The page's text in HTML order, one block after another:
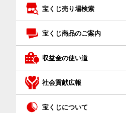
宝くじ売り場検索
宝くじ商品のご案内
収益金の使い道
社会貢献広報
宝くじについて